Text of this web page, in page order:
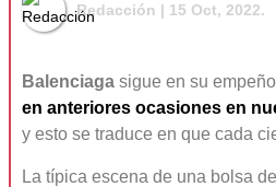
Redacción | 15 Oct, 2022.
Balenciaga sigue en su
en anteriores ocasiones en
y esto se traduce en que cada
La típica escena de una bolsa